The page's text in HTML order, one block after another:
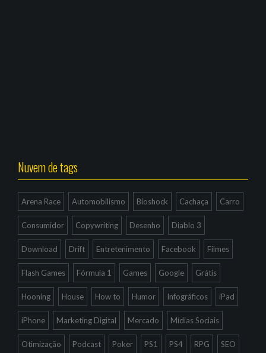
Nuvem de tags
Arena Race Automobilismo Bioshock Cachaça Carro
Consumidor Copywriting Desenho Diablo 3
Download Drift Entretenimento Facebook Filmes
Flash Games Fórmula 1 Games Google Grátis
Hooning House How to Humor Infográficos iPad
iPhone Marketing Digital Mercado Mídias Sociais
Otimização Podcast Poker PS1 PS4 RPG SEO